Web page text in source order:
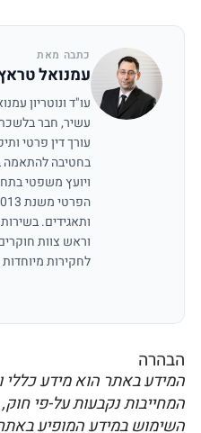
כתבה מאת
עמנואל
עו"ד ונוטריון
עורך דין פרטי
בחטיבה להתאמה
ויועץ משפטי
ותאגידים.
וראש צוות
לחקירות
הבהרה
המידע באתר הוא מידע כללי
המחייבות נקבעות על-פי
השימוש במידע המופיע